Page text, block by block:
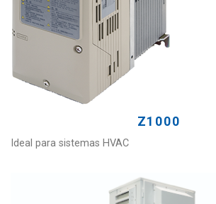
Z1000
Ideal para sistemas HVAC